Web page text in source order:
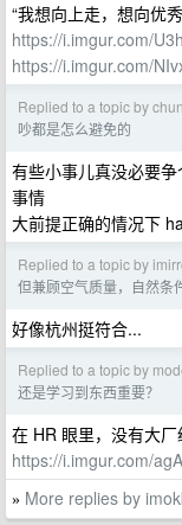
“我想向上走，想向优
https://i.imgur.com/
https://i.imgur.com/
Replied to a topic by
吵都是怎么避免的
有些小事儿真没必要
事情
大前提正确的情况下
Replied to a topic by
但兼顾空气质量，自然条
好像杭州挺符合...
Replied to a topic by
还是学习到东西重要？
在 HR 眼里，没有大
https://i.imgur.com/
» More replies by